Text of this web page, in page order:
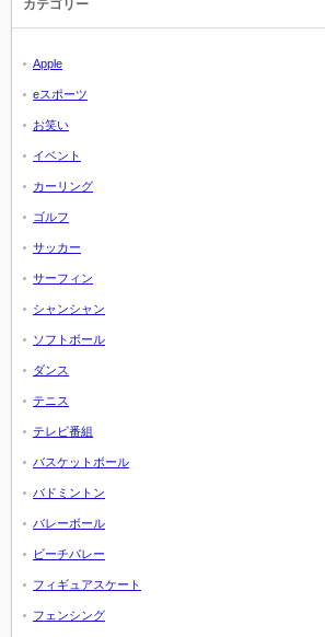
カテゴリー
Apple
eスポーツ
お笑い
イベント
カーリング
ゴルフ
サッカー
サーフィン
シャンシャン
ソフトボール
ダンス
テニス
テレビ番組
バスケットボール
バドミントン
バレーボール
ビーチバレー
フィギュアスケート
フェンシング